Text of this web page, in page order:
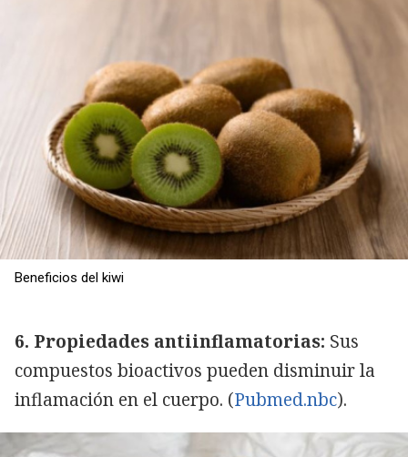
Beneficios del kiwi
6. Propiedades antiinflamatorias: Sus
compuestos bioactivos pueden disminuir la
inflamación en el cuerpo. (Pubmed.nbc).